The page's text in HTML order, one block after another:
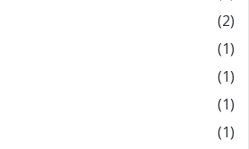
(2)
(1)
(1)
(1)
(1)